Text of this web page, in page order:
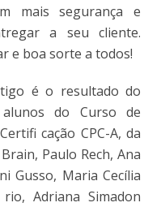
mais segurança e
a seu cliente.
e boa sorte a todos!
é o resultado do
do Curso de
cação CPC-A, da
Paulo Rech, Ana
Gusso, Maria Cecília
Adriana Simadon